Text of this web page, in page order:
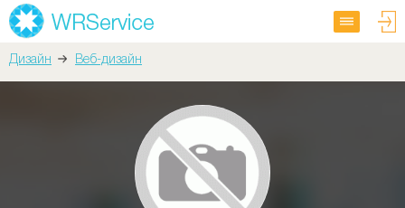
Дизайн Веб-дизайн